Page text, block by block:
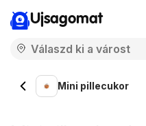
Ujsagomat
Mini pillecukor